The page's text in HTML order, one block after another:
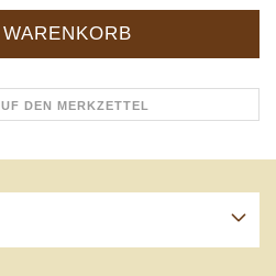
DEN MERKZETTEL